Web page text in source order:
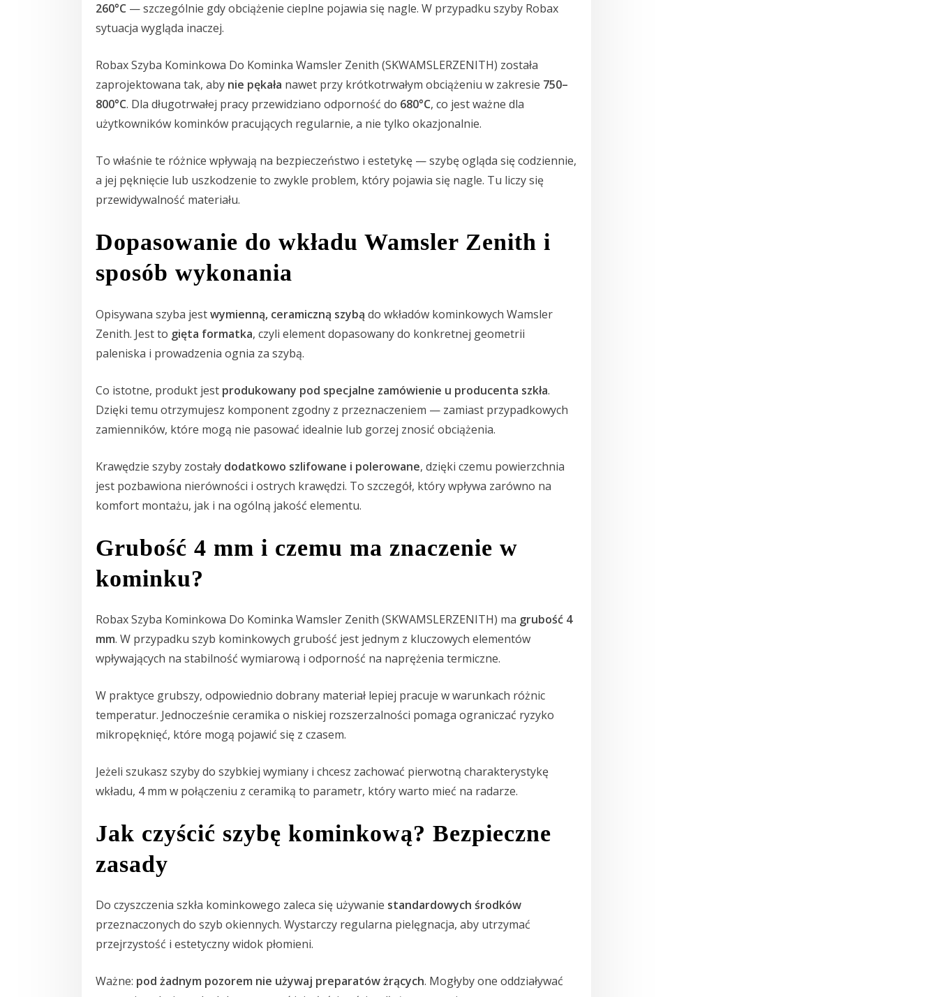
260°C — szczególnie gdy obciążenie cieplne pojawia się nagle. W przypadku szyby Robax
sytuacja wygląda inaczej.
Robax Szyba Kominkowa Do Kominka Wamsler Zenith (SKWAMSLERZENITH) została
zaprojektowana tak, aby nie pękała nawet przy krótkotrwałym obciążeniu w zakresie 750–
800°C. Dla długotrwałej pracy przewidziano odporność do 680°C, co jest ważne dla
użytkowników kominków pracujących regularnie, a nie tylko okazjonalnie.
To właśnie te różnice wpływają na bezpieczeństwo i estetykę — szybę ogląda się codziennie,
a jej pęknięcie lub uszkodzenie to zwykle problem, który pojawia się nagle. Tu liczy się
przewidywalność materiału.
Dopasowanie do wkładu Wamsler Zenith i
sposób wykonania
Opisywana szyba jestwymienną, ceramiczną szybą do wkładów kominkowych Wamsler
Zenith. Jest to gięta formatka, czyli element dopasowany do konkretnej geometrii
paleniska i prowadzenia ognia za szybą.
Co istotne, produkt jest produkowany pod specjalne zamówienie u producenta szkła.
Dzięki temu otrzymujesz komponent zgodny z przeznaczeniem — zamiast przypadkowych
zamienników, które mogą nie pasować idealnie lub gorzej znosić obciążenia.
Krawędzie szyby zostały dodatkowo szlifowane i polerowane, dzięki czemu powierzchnia
jest pozbawiona nierówności i ostrych krawędzi. To szczegół, który wpływa zarówno na
komfort montażu, jak i na ogólną jakość elementu.
Grubość 4 mm i czemu ma znaczenie w
kominku?
Robax Szyba Kominkowa Do Kominka Wamsler Zenith (SKWAMSLERZENITH) ma grubość 4
mm. W przypadku szyb kominkowych grubość jest jednym z kluczowych elementów
wpływających na stabilność wymiarową i odporność na naprężenia termiczne.
W praktyce grubszy, odpowiednio dobrany materiał lepiej pracuje w warunkach różnic
temperatur. Jednocześnie ceramika o niskiej rozszerzalności pomaga ograniczać ryzyko
mikropęknięć, które mogą pojawić się z czasem.
Jeżeli szukasz szyby do szybkiej wymiany i chcesz zachować pierwotną charakterystykę
wkładu, 4 mm w połączeniu z ceramiką to parametr, który warto mieć na radarze.
Jak czyścić szybę kominkową? Bezpieczne
zasady
Do czyszczenia szkła kominkowego zaleca się używanie standardowych środków
przeznaczonych do szyb okiennych. Wystarczy regularna pielęgnacja, aby utrzymać
przejrzystość i estetyczny widok płomieni.
Ważne: pod żadnym pozorem nie używaj preparatów żrących. Mogłyby one oddziaływać